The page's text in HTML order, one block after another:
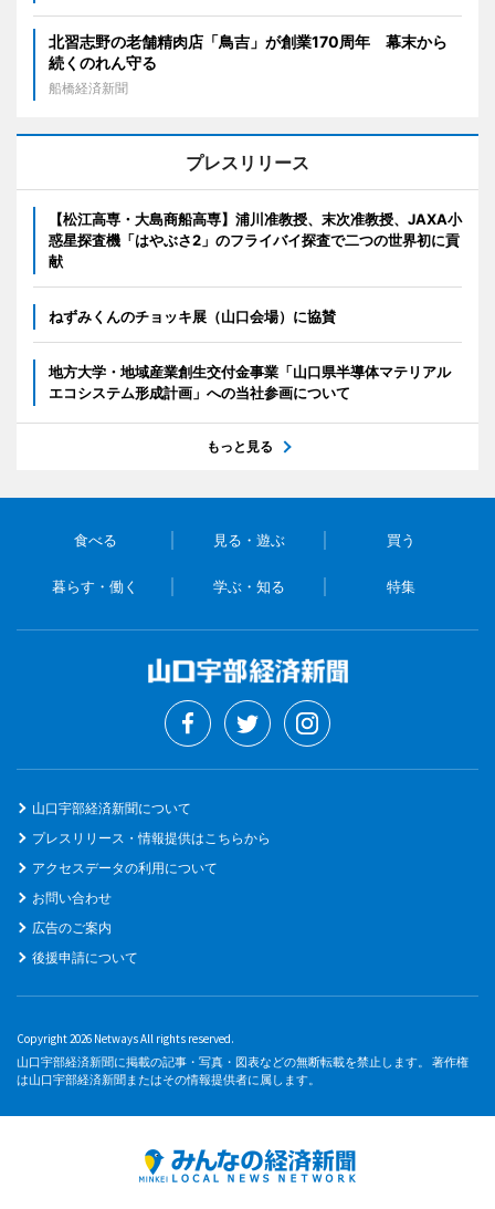
北習志野の老舗精肉店「鳥吉」が創業170周年 幕末から
続くのれん守る
船橋経済新聞
プレスリリース
【松江高専・大島商船高専】浦川准教授、末次准教授、JAXA小
惑星探査機「はやぶさ2」のフライバイ探査で二つの世界初に貢
献
ねずみくんのチョッキ展（山口会場）に協賛
地方大学・地域産業創生交付金事業「山口県半導体マテリアル
エコシステム形成計画」への当社参画について
もっと見る
食べる 見る・遊ぶ 買う
暮らす・働く 学ぶ・知る 特集
山口宇部経済新聞について
プレスリリース・情報提供はこちらから
アクセスデータの利用について
お問い合わせ
広告のご案内
後援申請について
Copyright 2026 Netways All rights reserved.
山口宇部経済新聞に掲載の記事・写真・図表などの無断転載を禁止します。 著作権
は山口宇部経済新聞またはその情報提供者に属します。